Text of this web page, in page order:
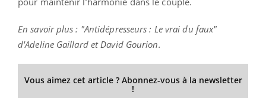
En savoir plus : "Antidépresseurs : Le vrai du faux"
d'Adeline Gaillard et David Gourion.
Vous aimez cet article ? Abonnez-vous à la newsletter
!